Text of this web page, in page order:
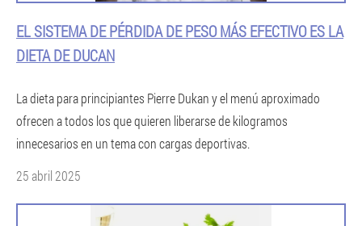
EL SISTEMA DE PÉRDIDA DE PESO MÁS EFECTIVO ES LA
DIETA DE DUCAN
La dieta para principiantes Pierre Dukan y el menú aproximado
ofrecen a todos los que quieren liberarse de kilogramos
innecesarios en un tema con cargas deportivas.
25 abril 2025